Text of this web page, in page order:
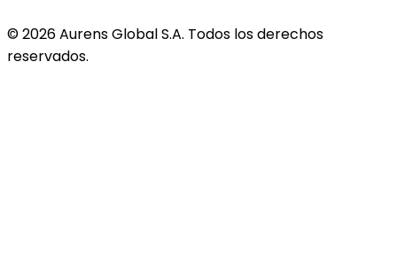
©2026Aurens Global S.A. Todos los derechos
reservados.